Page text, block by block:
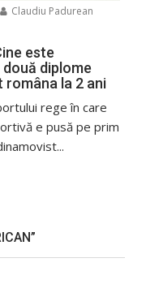
Claudiu Padurean
este
diplome
româna la 2 ani
rege în care
e pusă pe prim